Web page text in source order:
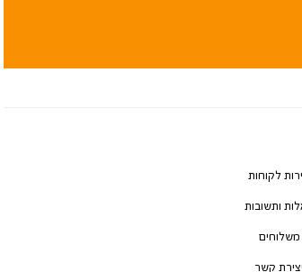
לקוחות
ותשובות
משלוחים
יצירת קשר